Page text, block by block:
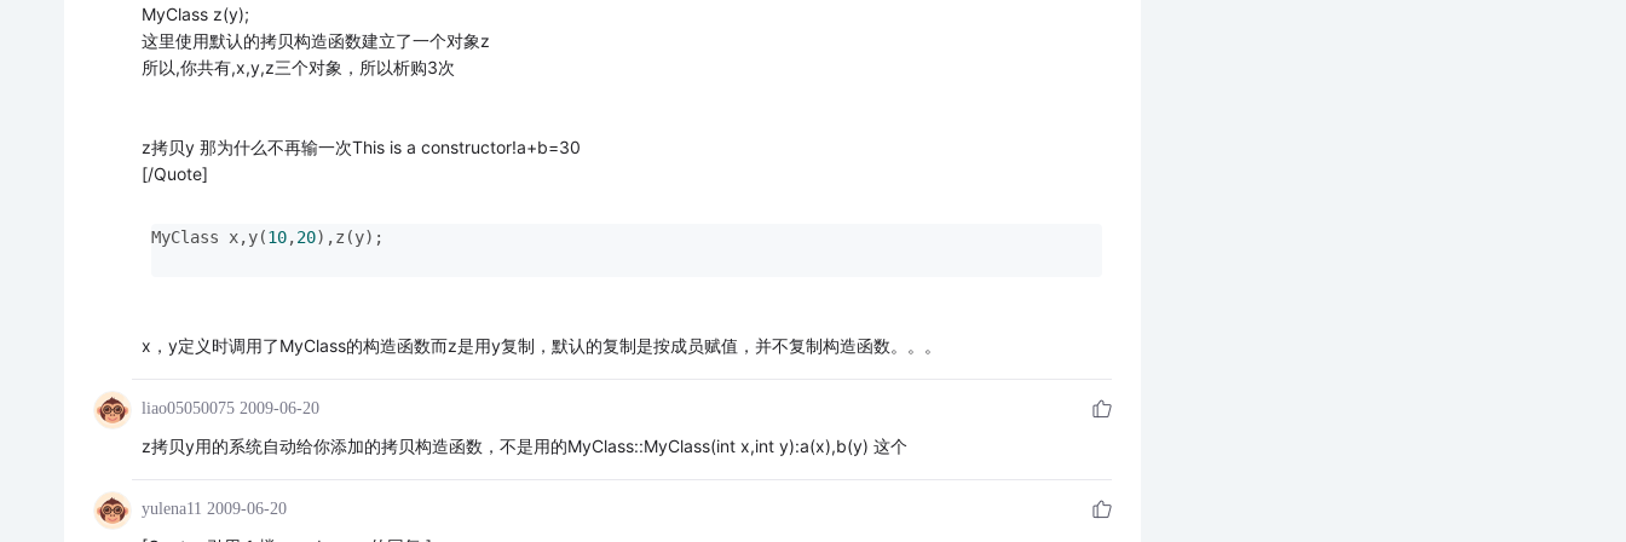
MyClass z(y);
这里使用默认的拷贝构造函数建立了一个对象z
所以,你共有,x,y,z三个对象，所以析购3次
z拷贝y 那为什么不再输一次This is a constructor!a+b=30
[/Quote]
MyClass x,y(10,20),z(y);
x，y定义时调用了MyClass的构造函数而z是用y复制，默认的复制是按成员赋值，并不复制构造函数。。。
liao05050075 2009-06-20
z拷贝y用的系统自动给你添加的拷贝构造函数，不是用的MyClass::MyClass(int x,int y):a(x),b(y) 这个
yulena11 2009-06-20